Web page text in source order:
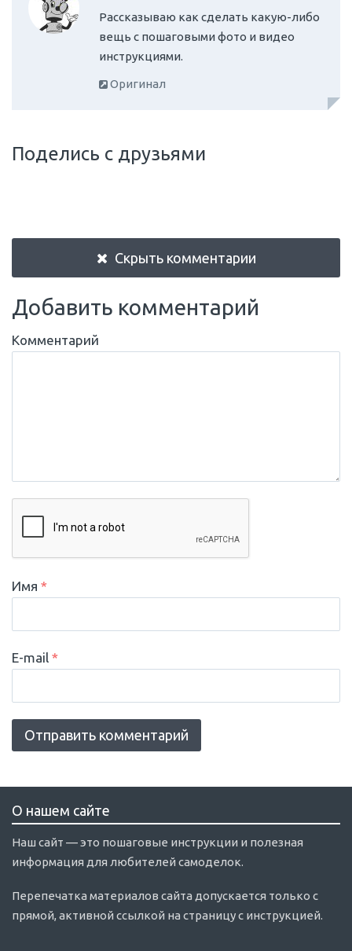
Рассказываю как сделать какую-либо
вещь с пошаговыми фото и видео
инструкциями.
Оригинал
Поделись с друзьями
Скрыть комментарии
Добавить комментарий
Комментарий
Имя *
E-mail *
О нашем сайте
Наш сайт — это пошаговые инструкции и полезная
информация для любителей самоделок.
Перепечатка материалов сайта допускается только с
прямой, активной ссылкой на страницу с инструкцией.